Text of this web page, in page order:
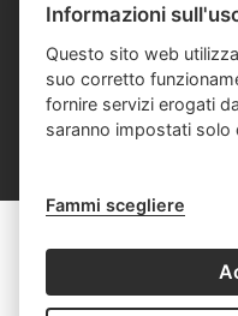
Responsabile della
Mappa del sito
Informazioni
Questo sito web
suo corretto
fornire servizi erogati
saranno impostati solo
Fammi scegliere